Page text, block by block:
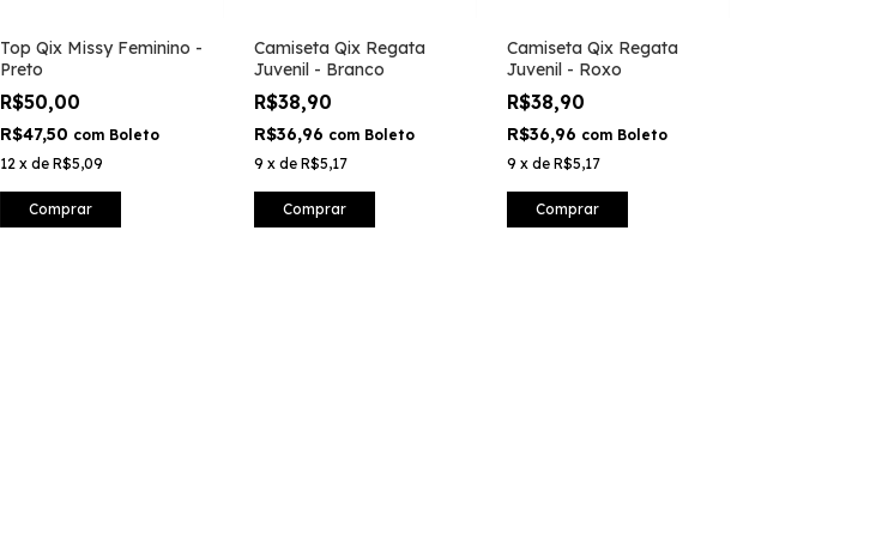
Top Qix Missy Feminino -
Preto
R$50,00
R$47,50 com Boleto
12 xdeR$5,09
Comprar
Camiseta Qix Regata
Juvenil - Branco
R$38,90
R$36,96 com Boleto
9 x de R$5,17
Comprar
Camiseta Qix Regata
Juvenil - Roxo
R$38,90
R$36,96 com Boleto
9 x de R$5,17
Comprar